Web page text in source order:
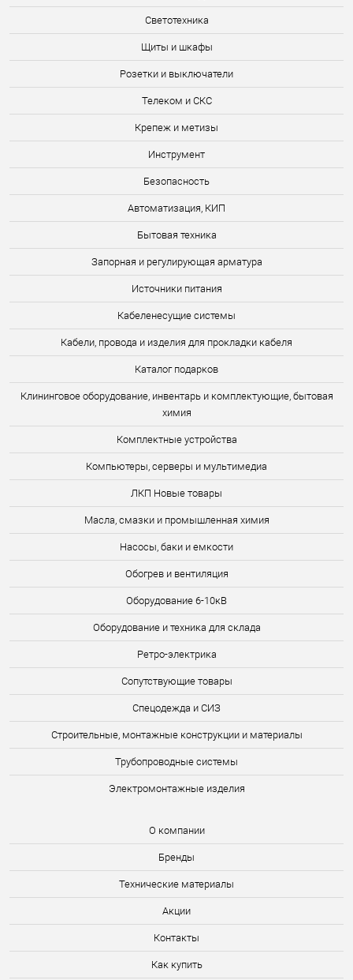
Светотехника
Щиты и шкафы
Розетки и выключатели
Телеком и СКС
Крепеж и метизы
Инструмент
Безопасность
Автоматизация, КИП
Бытовая техника
Запорная и регулирующая арматура
Источники питания
Кабеленесущие системы
Кабели, провода и изделия для прокладки кабеля
Каталог подарков
Клининговое оборудование, инвентарь и комплектующие, бытовая
химия
Комплектные устройства
Компьютеры, серверы и мультимедиа
ЛКП Новые товары
Масла, смазки и промышленная химия
Насосы, баки и емкости
Обогрев и вентиляция
Оборудование 6-10кВ
Оборудование и техника для склада
Ретро-электрика
Сопутствующие товары
Спецодежда и СИЗ
Строительные, монтажные конструкции и материалы
Трубопроводные системы
Электромонтажные изделия
О компании
Бренды
Технические материалы
Акции
Контакты
Как купить